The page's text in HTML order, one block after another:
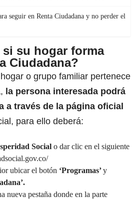
seguir en Renta Ciudadana y no perder el
si su hogar forma
Ciudadana?
o grupo familiar pertenece
la persona interesada podrá
a través de la página oficial
para ello deberá:
Social o dar clic en el siguiente
ubicar el botón ‘Programas’y
nueva pestaña donde en la parte